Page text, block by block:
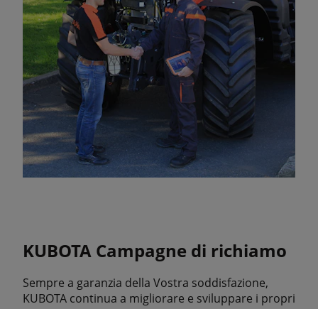
KUBOTA Campagne di richiamo
Sempre a garanzia della Vostra soddisfazione,
KUBOTA continua a migliorare e sviluppare i propri